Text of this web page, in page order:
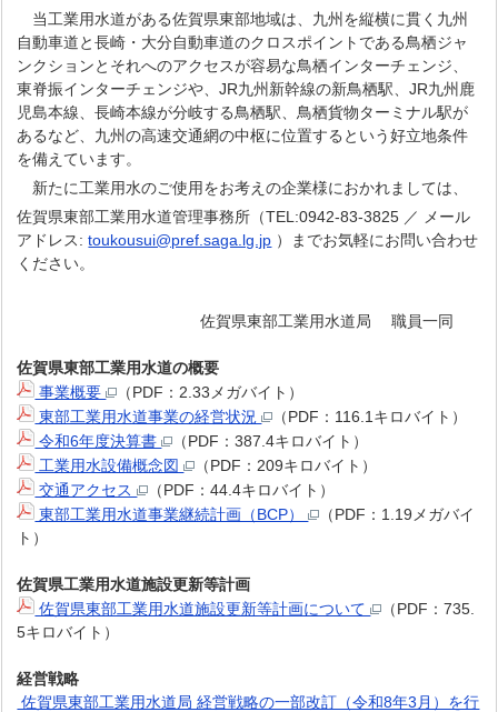
当工業用水道がある佐賀県東部地域は、九州を縦横に貫く九州
自動車道と長崎・大分自動車道のクロスポイントである鳥栖ジャ
ンクションとそれへのアクセスが容易な鳥栖インターチェンジ、
東脊振インターチェンジや、JR九州新幹線の新鳥栖駅、JR九州鹿
児島本線、長崎本線が分岐する鳥栖駅、鳥栖貨物ターミナル駅が
あるなど、九州の高速交通網の中枢に位置するという好立地条件
を備えています。
新たに工業用水のご使用をお考えの企業様におかれましては、
佐賀県東部工業用水道管理事務所（TEL:0942-83-3825 ／ メール
アドレス:toukousui@pref.saga.lg.jp ）までお気軽にお問い合わせ
ください。
佐賀県東部工業用水道局 職員一同
佐賀県東部工業用水道の概要
事業概要
（PDF：2.33メガバイト）
東部工業用水道事業の経営状況
（PDF：116.1キロバイト）
令和6年度決算書
（PDF：387.4キロバイト）
工業用水設備概念図
（PDF：209キロバイト）
交通アクセス
（PDF：44.4キロバイト）
東部工業用水道事業継続計画（BCP）
（PDF：1.19メガバイ
ト）
佐賀県工業用水道施設更新等計画
佐賀県東部工業用水道施設更新等計画について
（PDF：735.
5キロバイト）
経営戦略
佐賀県東部工業用水道局 経営戦略の一部改訂（令和8年3月）を行